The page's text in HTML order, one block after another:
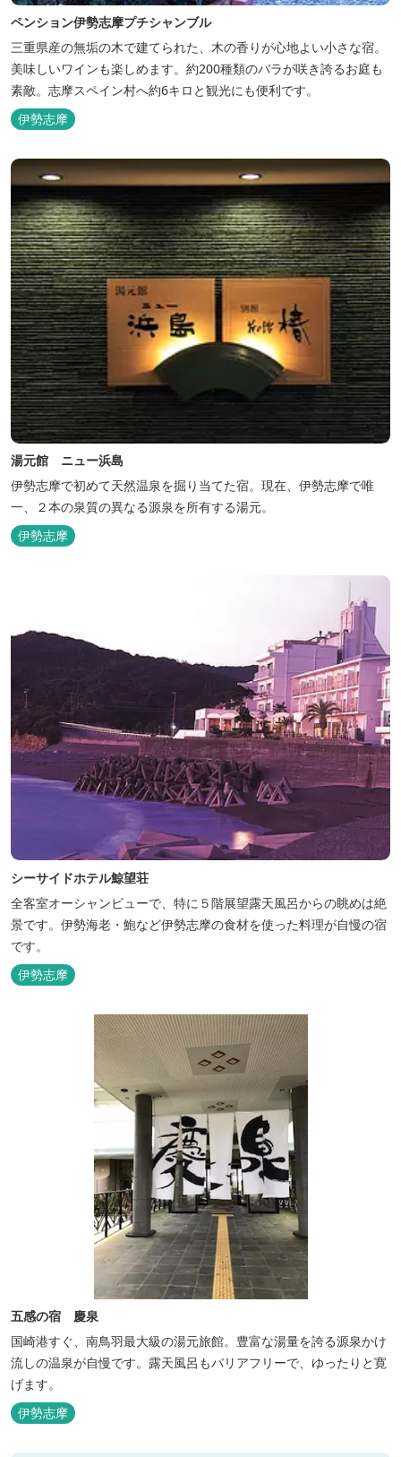
ペンション伊勢志摩プチシャンブル
三重県産の無垢の木で建てられた、木の香りが心地よい小さな宿。
美味しいワインも楽しめます。約200種類のバラが咲き誇るお庭も
素敵。志摩スペイン村へ約6キロと観光にも便利です。
伊勢志摩
湯元館 ニュー浜島
伊勢志摩で初めて天然温泉を掘り当てた宿。現在、伊勢志摩で唯
一、２本の泉質の異なる源泉を所有する湯元。
伊勢志摩
シーサイドホテル鯨望荘
全客室オーシャンビューで、特に５階展望露天風呂からの眺めは絶
景です。伊勢海老・鮑など伊勢志摩の食材を使った料理が自慢の宿
です。
伊勢志摩
五感の宿 慶泉
国崎港すぐ、南鳥羽最大級の湯元旅館。豊富な湯量を誇る源泉かけ
流しの温泉が自慢です。露天風呂もバリアフリーで、ゆったりと寛
げます。
伊勢志摩